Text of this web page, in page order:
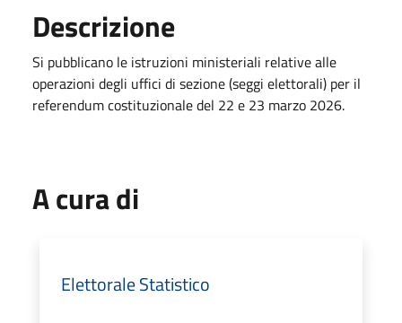
Descrizione
Si pubblicano le istruzioni ministeriali relative alle
operazioni degli uffici di sezione (seggi elettorali) per il
referendum costituzionale del 22 e 23 marzo 2026.
A cura di
Elettorale Statistico